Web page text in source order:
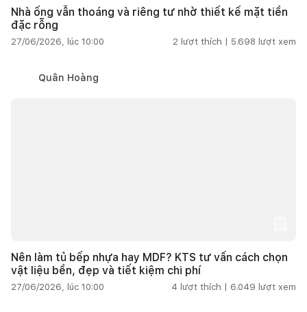
Nhà ống vẫn thoáng và riêng tư nhờ thiết kế mặt tiền
đặc rỗng
27/06/2026, lúc 10:00 2 lượt thích | 5.698 lượt xem
Quân Hoàng
Nên làm tủ bếp nhựa hay MDF? KTS tư vấn cách chọn
vật liệu bền, đẹp và tiết kiệm chi phí
27/06/2026, lúc 10:00 4 lượt thích | 6.049 lượt xem